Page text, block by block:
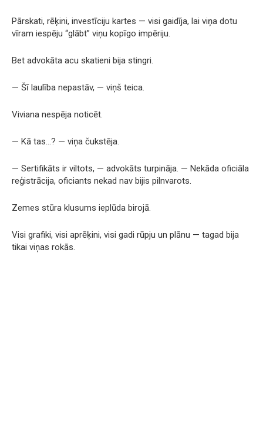
Pārskati, rēķini, investīciju kartes — visi gaidīja, lai viņa dotu
vīram iespēju “glābt” viņu kopīgo impēriju.
Bet advokāta acu skatieni bija stingri.
— Šī laulība nepastāv, — viņš teica.
Viviana nespēja noticēt.
— Kā tas…? — viņa čukstēja.
— Sertifikāts ir viltots, — advokāts turpināja. — Nekāda oficiāla
reģistrācija, oficiants nekad nav bijis pilnvarots.
Zemes stūra klusums ieplūda birojā.
Visi grafiki, visi aprēķini, visi gadi rūpju un plānu — tagad bija
tikai viņas rokās.